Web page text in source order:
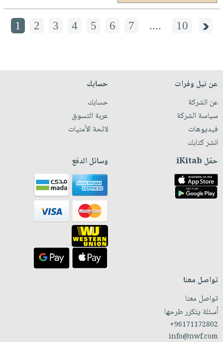
1 2 3 4 5 6 7 .... 10
عن نيل وفرات
عن الشركة
سياسة الشركة
فيديوهات
انشر كتابك
حسابك
حسابك
عربة التسوق
لائحة الأمنيات
حمّل iKitab وسائل الدفع
تواصل معنا
تواصل معنا
أسئلة يتكرر طرحها
+96171172802
info@nwf.com